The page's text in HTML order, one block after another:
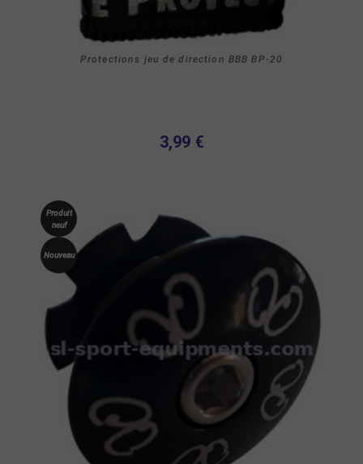
Protections jeu de direction BBB BP-20
3,99 €
Produit
neuf
Nouveau